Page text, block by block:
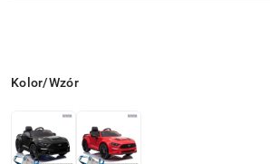
Wariant
Kolor/Wzór